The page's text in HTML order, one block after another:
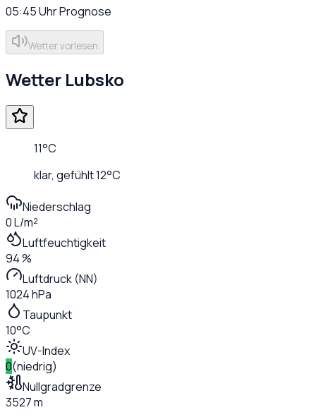
05:45UhrPrognose
Wetter vorlesen
Wetter Lubsko
11°C
klar, gefühlt12°C
Niederschlag
0 L/m²
Luftfeuchtigkeit
94 %
Luftdruck (NN)
1024 hPa
Taupunkt
10°C
UV-Index
0(niedrig)
Nullgradgrenze
3527 m